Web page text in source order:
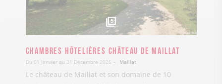
5
Chambres hôtelières Château de Maillat
Du 01 Janvier au 31 Décembre 2026 Maillat
Le château de Maillat et son domaine de 10